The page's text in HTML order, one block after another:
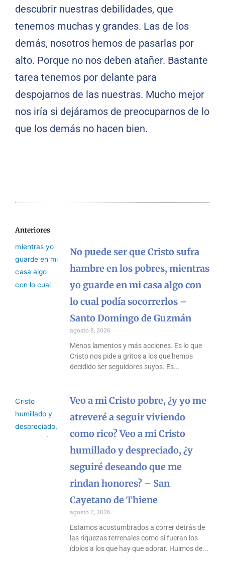
descubrir nuestras debilidades, que
tenemos muchas y grandes. Las de los
demás, nosotros hemos de pasarlas por
alto. Porque no nos deben atañer. Bastante
tarea tenemos por delante para
despojarnos de las nuestras. Mucho mejor
nos iría si dejáramos de preocuparnos de lo
que los demás no hacen bien.
Anteriores
No puede ser que Cristo sufra
hambre en los pobres, mientras
yo guarde en mi casa algo con
lo cual podía socorrerlos –
Santo Domingo de Guzmán
agosto 8, 2026
Menos lamentos y más acciones. Es lo que
Cristo nos pide a gritos a los que hemos
decidido ser seguidores suyos. Es
Veo a mi Cristo pobre, ¿y yo me
atreveré a seguir viviendo
como rico? Veo a mi Cristo
humillado y despreciado, ¿y
seguiré deseando que me
rindan honores? – San
Cayetano de Thiene
agosto 7, 2026
Estamos acostumbrados a correr detrás de
las riquezas terrenales como si fueran los
ídolos a los que hay que adorar. Huimos de